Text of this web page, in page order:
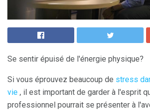
Se sentir épuisé de l'énergie physique?
Si vous éprouvez beaucoup de stress
vie , il est important de garder à l'esprit
professionnel pourrait se présenter à